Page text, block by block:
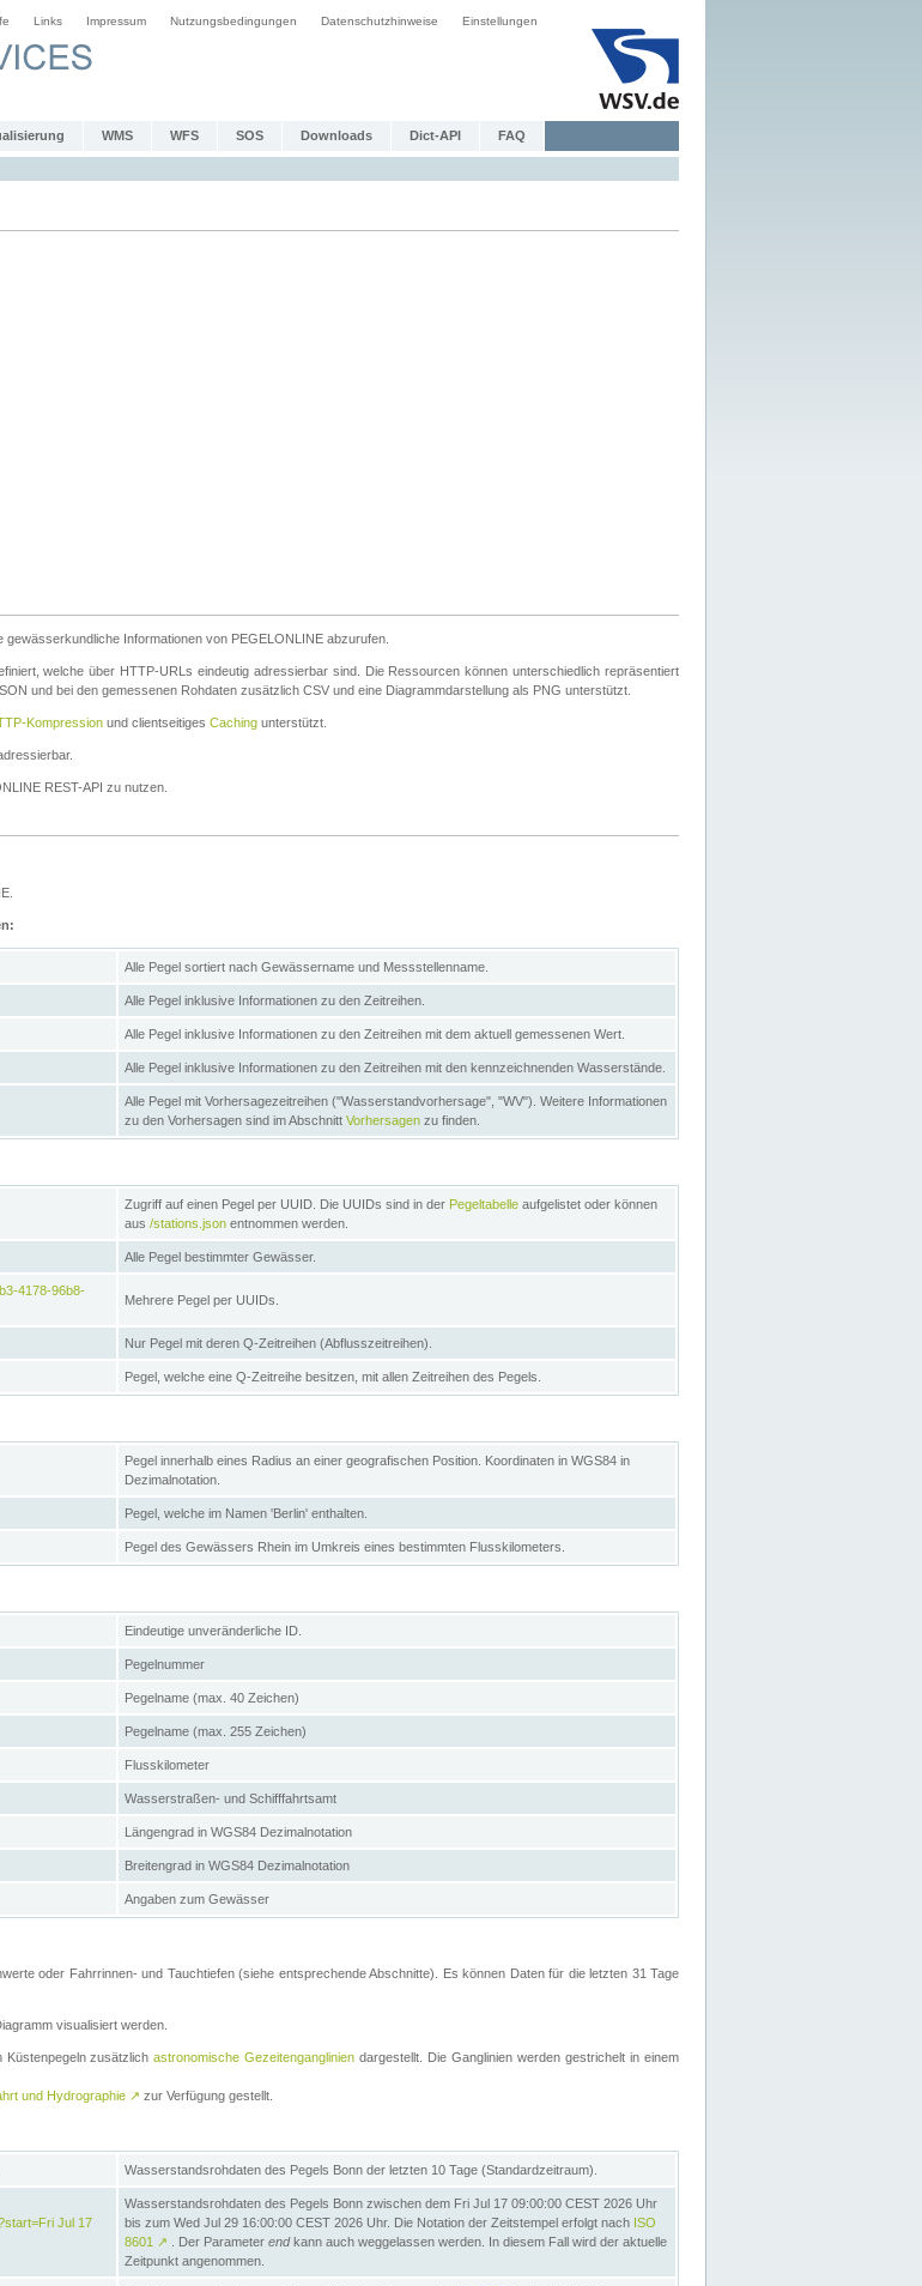
Links Impressum Nutzungsbedingungen Datenschutzhinweise Einstellungen
WMS WFS SOS Downloads Dict-API FAQ
Informationen von PEGELONLINE abzurufen.
welche über HTTP-URLs eindeutig adressierbar sind. Die Ressourcen können unterschiedlich repräsentiert
und bei den gemessenen Rohdaten zusätzlich CSV und eine Diagrammdarstellung als PNG unterstützt.
Kompression und clientseitiges Caching unterstützt.
REST-API zu nutzen.
Alle Pegel sortiert nach Gewässername und Messstellenname.
Alle Pegel inklusive Informationen zu den Zeitreihen.
Alle Pegel inklusive Informationen zu den Zeitreihen mit dem aktuell gemessenen Wert.
Alle Pegel inklusive Informationen zu den Zeitreihen mit den kennzeichnenden Wasserstände.
Alle Pegel mit Vorhersagezeitreihen ("Wasserstandvorhersage", "WV"). Weitere Informationen
zu den Vorhersagen sind im Abschnitt Vorhersagen zu finden.
Zugriff auf einen Pegel per UUID. Die UUIDs sind in der Pegeltabelle aufgelistet oder können
aus /stations.json entnommen werden.
Alle Pegel bestimmter Gewässer.
4178-96b8-
Mehrere Pegel per UUIDs.
Nur Pegel mit deren Q-Zeitreihen (Abflusszeitreihen).
Pegel, welche eine Q-Zeitreihe besitzen, mit allen Zeitreihen des Pegels.
Pegel innerhalb eines Radius an einer geografischen Position. Koordinaten in WGS84 in
Dezimalnotation.
Pegel, welche im Namen 'Berlin' enthalten.
Pegel des Gewässers Rhein im Umkreis eines bestimmten Flusskilometers.
Eindeutige unveränderliche ID.
Pegelnummer
Pegelname (max. 40 Zeichen)
Pegelname (max. 255 Zeichen)
Flusskilometer
Wasserstraßen- und Schifffahrtsamt
Längengrad in WGS84 Dezimalnotation
Breitengrad in WGS84 Dezimalnotation
Angaben zum Gewässer
oder Fahrrinnen- und Tauchtiefen (siehe entsprechende Abschnitte). Es können Daten für die letzten 31 Tage
visualisiert werden.
Küstenpegeln zusätzlichastronomische Gezeitenganglinien dargestellt. Die Ganglinien werden gestrichelt in einem
und Hydrographie ↗ zur Verfügung gestellt.
Wasserstandsrohdaten des Pegels Bonn der letzten 10 Tage (Standardzeitraum).
Jul 17
Wasserstandsrohdaten des Pegels Bonn zwischen dem Fri Jul 17 09:00:00 CEST 2026 Uhr
bis zum Wed Jul 29 16:00:00 CEST 2026 Uhr. Die Notation der Zeitstempel erfolgt nach ISO
8601
↗ . Der Parameter endkann auch weggelassen werden. In diesem Fall wird der aktuelle
Zeitpunkt angenommen.